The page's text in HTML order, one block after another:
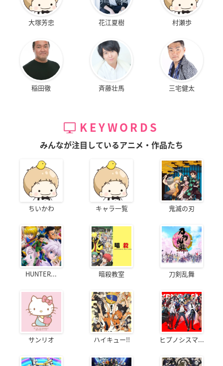
大塚芳忠 花江夏樹 村瀬歩
稲田徹 斉藤壮馬 三宅健太
KEYWORDS
みんなが注目しているアニメ・作品たち
ちいかわ キャラ一覧 鬼滅の刃
HUNTER... 暗殺教室 刀剣乱舞
サンリオ ハイキュー!! ヒプノシスマ...